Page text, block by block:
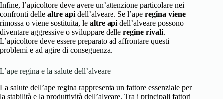
Infine, l’apicoltore deve avere un’attenzione particolare nei
confronti delle altre api dell’alveare. Se l’ape regina viene
rimossa o viene sostituita, le altre api dell’alveare possono
diventare aggressive o sviluppare delle regine rivali.
L’apicoltore deve essere preparato ad affrontare questi
problemi e ad agire di conseguenza.
L’ape regina e la salute dell’alveare
La salute dell’ape regina rappresenta un fattore essenziale per
la stabilità e la produttività dell’alveare. Tra i principali fattori